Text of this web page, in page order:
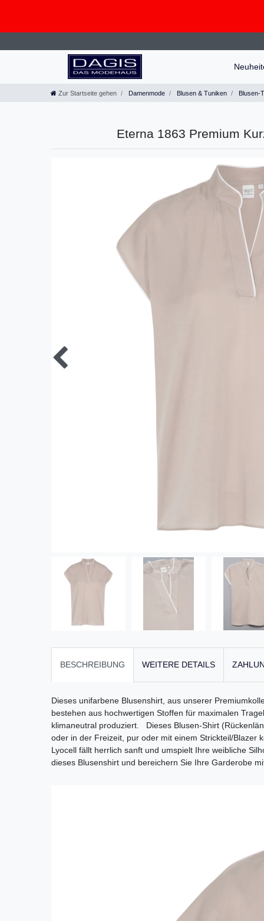
Zur Startseite gehen Damenmode Blusen & Tuniken Blusen-
Eterna 1863 Premium
BESCHREIBUNG WEITERE DETAILS
Dieses unifarbene Blusenshirt, aus unserer
bestehen aus hochwertigen Stoffen für maximalen
klimaneutral produziert. Dieses Blusen-Shirt
oder in der Freizeit, pur oder mit einem Strickteil/Blazer
Lyocell fällt herrlich sanft und umspielt Ihre weibliche
dieses Blusenshirt und bereichern Sie Ihre Garderobe